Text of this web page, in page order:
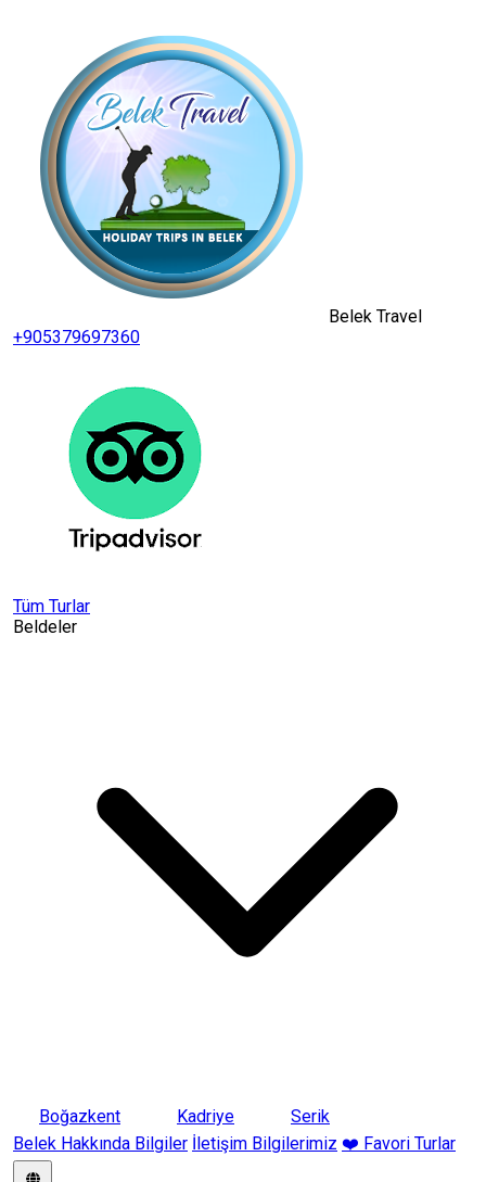
Belek Travel
+905379697360
Tüm Turlar
Beldeler
Boğazkent Kadriye
Serik
Belek Hakkında Bilgiler İletişim Bilgilerimiz ❤️ Favori Turlar